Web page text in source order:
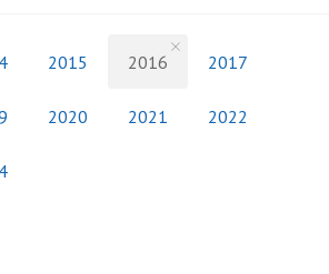
2015 2016 2017
2020 2021 2022